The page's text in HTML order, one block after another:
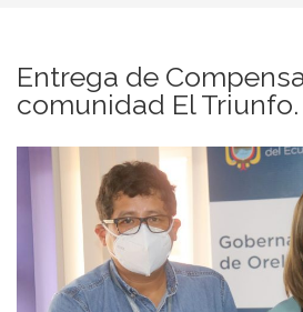
Entrega de
comunidad El Triunfo.